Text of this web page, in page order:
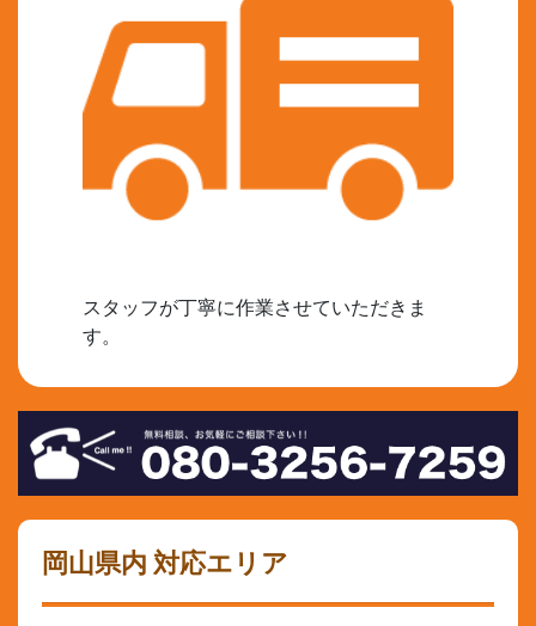
スタッフが丁寧に作業させていただきま
す。
岡山県内 対応エリア